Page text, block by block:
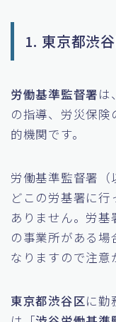
1. 東京都渋
労働基準監督署は
の指導、労災保
的機関です。
労働基準監督署（
どこの労基署に
ありません。労
の事業所がある場
なりますので注意
東京都渋谷区に勤